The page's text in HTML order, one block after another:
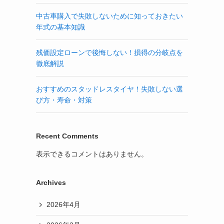
中古車購入で失敗しないために知っておきたい
年式の基本知識
残価設定ローンで後悔しない！損得の分岐点を
徹底解説
おすすめのスタッドレスタイヤ！失敗しない選
び方・寿命・対策
Recent Comments
表示できるコメントはありません。
Archives
2026年4月